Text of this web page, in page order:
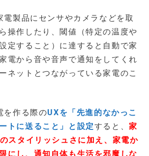
電製品にセンサやカメラなどを取
操作したり、閾値（特定の温度や
定すること）に達すると自動で家
電から音や音声で通知をしてくれ
ネットとつながっている家電のこ
を作る際のUXを「先進的なかっこ
トに送ること」と設定すると、家
スタイリッシュさに加え、家電か
にし、通知自体も生活を邪魔しな